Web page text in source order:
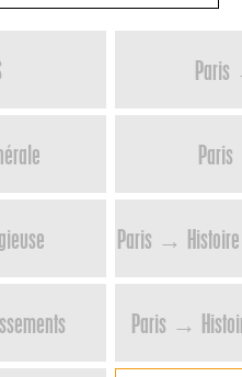
Paris → Histoire
Paris →